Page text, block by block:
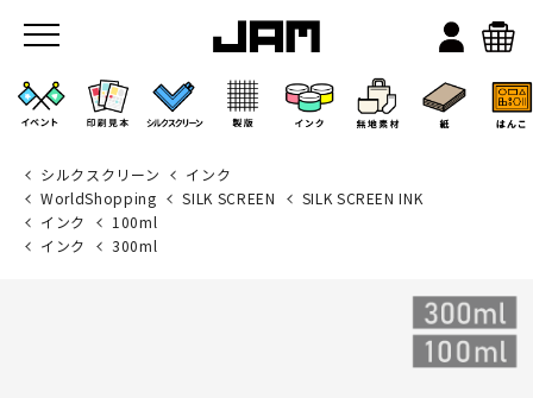
シルクスクリーン
インク
WorldShopping
SILK SCREEN
SILK SCREEN INK
インク
100ml
インク
300ml